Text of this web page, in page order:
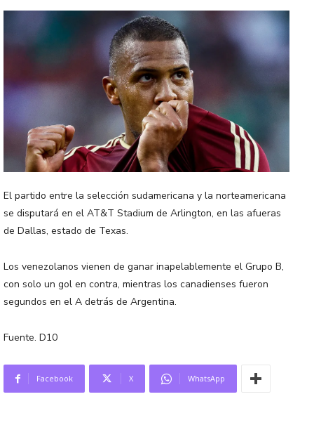
El partido entre la selección sudamericana y la norteamericana
se disputará en el AT&T Stadium de Arlington, en las afueras
de Dallas, estado de Texas.
Los venezolanos vienen de ganar inapelablemente el Grupo B,
con solo un gol en contra, mientras los canadienses fueron
segundos en el A detrás de Argentina.
Fuente. D10
Facebook X WhatsApp